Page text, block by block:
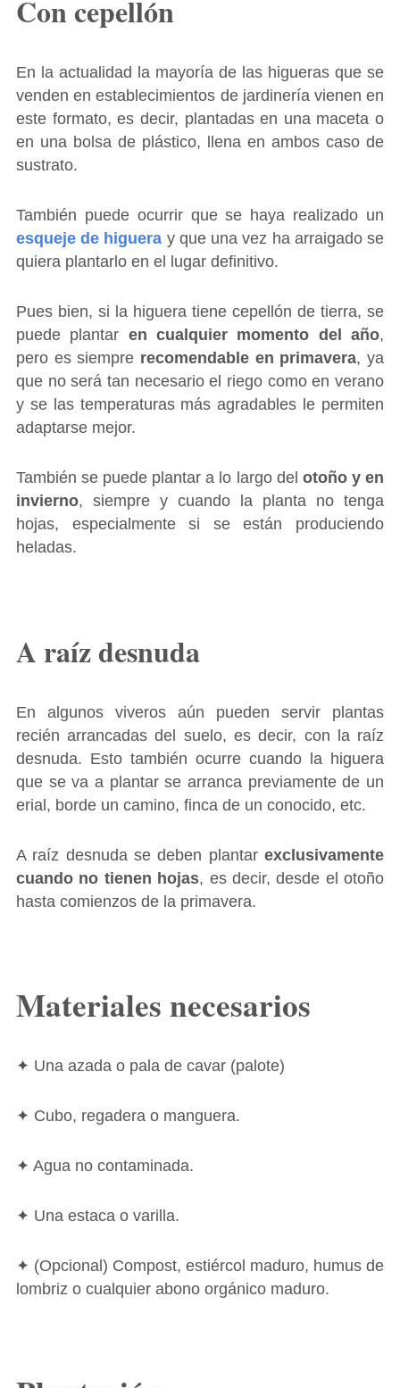
Con cepellón
En la actualidad la mayoría de las higueras que se
venden en establecimientos de jardinería vienen en
este formato, es decir, plantadas en una maceta o
en una bolsa de plástico, llena en ambos caso de
sustrato.
También puede ocurrir que se haya realizado un
esqueje de higuera y que una vez ha arraigado se
quiera plantarlo en el lugar definitivo.
Pues bien, si la higuera tiene cepellón de tierra, se
puede plantar en cualquier momento del año,
pero es siempre recomendable en primavera, ya
que no será tan necesario el riego como en verano
y se las temperaturas más agradables le permiten
adaptarse mejor.
También se puede plantar a lo largo del otoño y en
invierno, siempre y cuando la planta no tenga
hojas, especialmente si se están produciendo
heladas.
A raíz desnuda
En algunos viveros aún pueden servir plantas
recién arrancadas del suelo, es decir, con la raíz
desnuda. Esto también ocurre cuando la higuera
que se va a plantar se arranca previamente de un
erial, borde un camino, finca de un conocido, etc.
A raíz desnuda se deben plantarexclusivamente
cuando no tienen hojas, es decir, desde el otoño
hasta comienzos de la primavera.
Materiales necesarios
✦ Una azada o pala de cavar (palote)
✦ Cubo, regadera o manguera.
✦ Agua no contaminada.
✦ Una estaca o varilla.
✦ (Opcional) Compost, estiércol maduro, humus de
lombriz o cualquier abono orgánico maduro.